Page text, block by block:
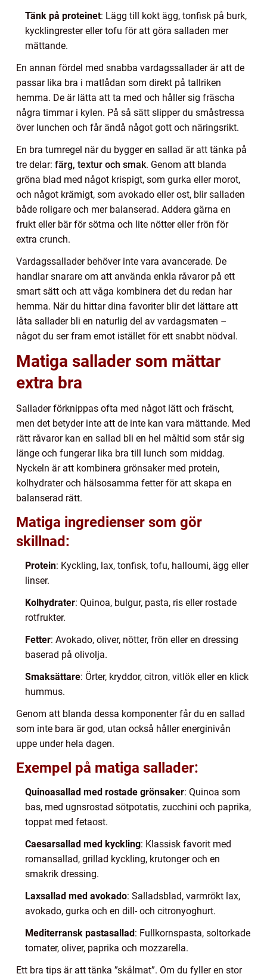
Tänk på proteinet: Lägg till kokt ägg, tonfisk på burk,
kycklingrester eller tofu för att göra salladen mer
mättande.
En annan fördel med snabba vardagssallader är att de
passar lika bra i matlådan som direkt på tallriken
hemma. De är lätta att ta med och håller sig fräscha
några timmar i kylen. På så sätt slipper du småstressa
över lunchen och får ändå något gott och näringsrikt.
En bra tumregel när du bygger en sallad är att tänka på
tre delar: färg, textur och smak. Genom att blanda
gröna blad med något krispigt, som gurka eller morot,
och något krämigt, som avokado eller ost, blir salladen
både roligare och mer balanserad. Addera gärna en
frukt eller bär för sötma och lite nötter eller frön för
extra crunch.
Vardagssallader behöver inte vara avancerade. De
handlar snarare om att använda enkla råvaror på ett
smart sätt och att våga kombinera det du redan har
hemma. När du hittar dina favoriter blir det lättare att
låta sallader bli en naturlig del av vardagsmaten –
något du ser fram emot istället för ett snabbt nödval.
Matiga sallader som mättar
extra bra
Sallader förknippas ofta med något lätt och fräscht,
men det betyder inte att de inte kan vara mättande. Med
rätt råvaror kan en sallad bli en hel måltid som står sig
länge och fungerar lika bra till lunch som middag.
Nyckeln är att kombinera grönsaker med protein,
kolhydrater och hälsosamma fetter för att skapa en
balanserad rätt.
Matiga ingredienser som gör
skillnad:
Protein: Kyckling, lax, tonfisk, tofu, halloumi, ägg eller
linser.
Kolhydrater: Quinoa, bulgur, pasta, ris eller rostade
rotfrukter.
Fetter: Avokado, oliver, nötter, frön eller en dressing
baserad på olivolja.
Smaksättare: Örter, kryddor, citron, vitlök eller en klick
hummus.
Genom att blanda dessa komponenter får du en sallad
som inte bara är god, utan också håller energinivån
uppe under hela dagen.
Exempel på matiga sallader:
Quinoasallad med rostade grönsaker: Quinoa som
bas, med ugnsrostad sötpotatis, zucchini och paprika,
toppat med fetaost.
Caesarsallad med kyckling: Klassisk favorit med
romansallad, grillad kyckling, krutonger och en
smakrik dressing.
Laxsallad med avokado: Salladsblad, varmrökt lax,
avokado, gurka och en dill- och citronyoghurt.
Mediterransk pastasallad: Fullkornspasta, soltorkade
tomater, oliver, paprika och mozzarella.
Ett bra tips är att tänka ”skålmat”. Om du fyller en stor